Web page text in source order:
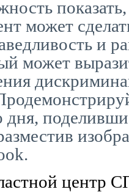
может
и
может
дня,
.
центр